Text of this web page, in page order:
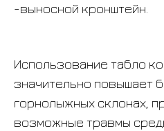
-выносной кронштейн.
Использование табло
значительно повышает
горнолыжных склонах,
возможные травмы